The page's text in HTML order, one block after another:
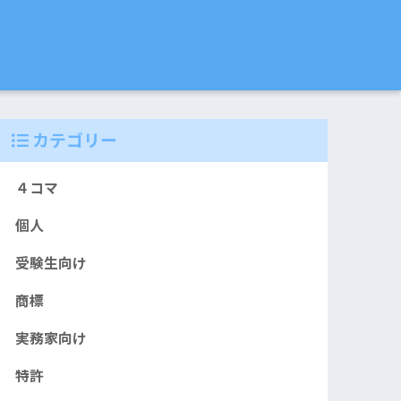
カテゴリー
４コマ
個人
受験生向け
商標
実務家向け
特許